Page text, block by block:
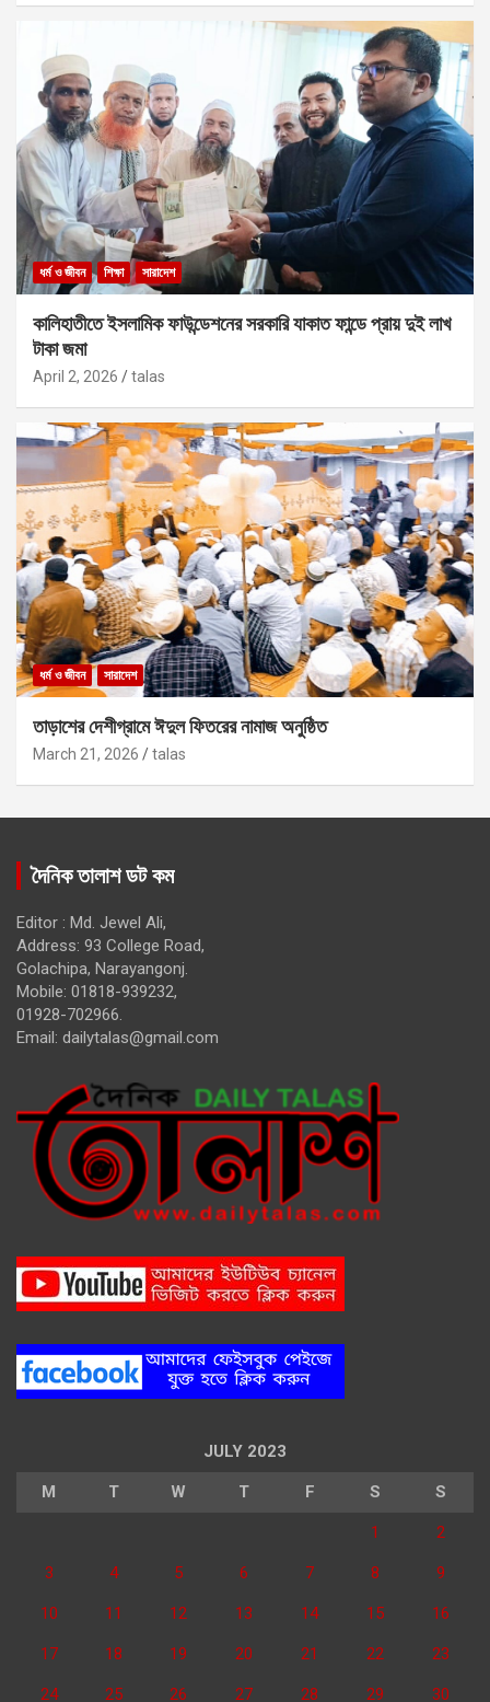
ধর্ম ও জীবন শিক্ষা সারাদেশ
কালিহাতীতে ইসলামিক ফাউন্ডেশনের সরকারি যাকাত ফান্ডে প্রায় দুই লাখ
টাকা জমা
April 2, 2026 talas
ধর্ম ও জীবন সারাদেশ
তাড়াশের দেশীগ্রামে ঈদুল ফিতরের নামাজ অনুষ্ঠিত
March 21, 2026 talas
দৈনিক তালাশ ডট কম
Editor : Md. Jewel Ali,
Address: 93 College Road,
Golachipa, Narayangonj.
Mobile: 01818-939232,
01928-702966.
Email: dailytalas@gmail.com
JULY 2023
M T W T F S S
1 2
3 4 5 6 7 8 9
10 11 12 13 14 15 16
17 18 19 20 21 22 23
24 25 26 27 28 29 30